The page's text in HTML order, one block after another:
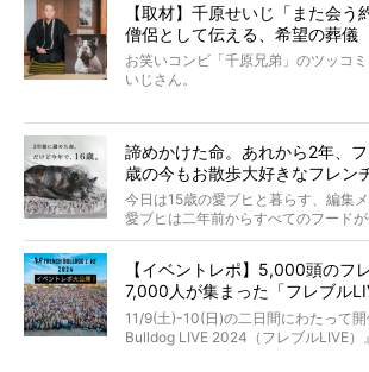
力をもつお笑い芸人「シークエンス
犬の旅立ちや供養についてインタビュ
インタビュアー兼対談相手は、大の
識にも長けているPELIさん。
「愛犬が旅立ったあと、ベッドやお
い？」「お骨はどうするべき？」「
くれる？」
さらには、霊感がない人でも愛犬が成
法まで。
お笑い芸人だからこそ暗くなりすぎ
と軽くなる。
永久保存版のスペシャル対談です！
【取材】千原せいじ「また会
僧侶として伝える、希望の葬儀
お笑いコンビ「千原兄弟」のツッコ
いじさん。
今年で結成35周年を迎え、芸人とし
た。
僧侶としての名は「靖賢（せいけん
当時54歳という年齢にして、なぜ動
選んだのか。
また、愛犬の旅立ちとどのように向
た。
諦めかけた命。あれから2年、
歳の今もお散歩大好きなフレン
今日は15歳の愛ブヒと暮らす、編集メ
愛ブヒは二年前からすべてのフード
激減。検査をしても異常はなく「年
もう諦めるしかないのかな…そんな
が「THE fu-do(ザ・フード)」の試食
そして「THE fu-do(ザ・フード)」を
ブヒは15歳になり、今も元気にお散歩
今回は、二年前の絶望から今までを
【イベントレポ】5,000頭のフ
7,000人が集まった「フレブル
貌！
11/9(土)-10(日)の二日間にわたって
Bulldog LIVE 2024（フレブルLIVE）
今年はのべ5,000頭のフレンチブル